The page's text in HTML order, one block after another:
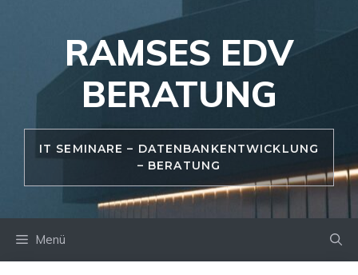
RAMSES EDV
BERATUNG
IT SEMINARE – DATENBANKENTWICKLUNG
– BERATUNG
Menü